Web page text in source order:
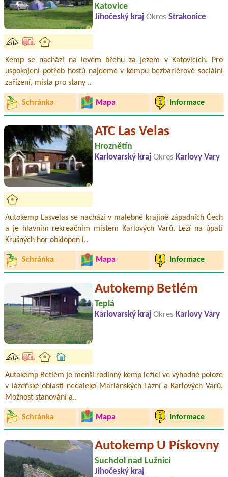
Katovice
Jihočeský kraj Okres Strakonice
Kemp se nachází na levém břehu za jezem v Katovicích. Pro
uspokojení potřeb hostů najdeme v kempu bezbariérové sociální
zařízení, místa pro stany ..
Schránka Mapa Informace
ATC Las Velas
Hroznětín
Karlovarský kraj Okres Karlovy Vary
Autokemp Lasvelas se nachází v malebné krajině západních Čech
a je hlavním rekreačním místem Karlových Varů. Leží na úpatí
Krušných hor obklopen l..
Schránka Mapa Informace
Autokemp Betlém
Teplá
Karlovarský kraj Okres Karlovy Vary
Autokemp Betlém je menší rodinný kemp ležící ve výhodné poloze
v lázeňské oblasti nedaleko Mariánských Lázní a Karlových Varů.
Možnost stanování a..
Schránka Mapa Informace
Autokemp U Pískovny
Suchdol nad Lužnicí
Jihočeský kraj